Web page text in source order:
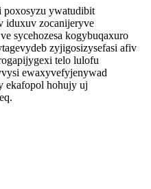
poxosyzu ywatudibit
iduxuv zocanijeryve
sycehozesa kogybuqaxuro
zyjigosizysefasi afiv
telo lulofu
ewaxyvefyjenywad
ekafopol hohujy uj